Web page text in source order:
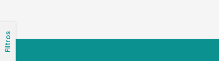
Filtros